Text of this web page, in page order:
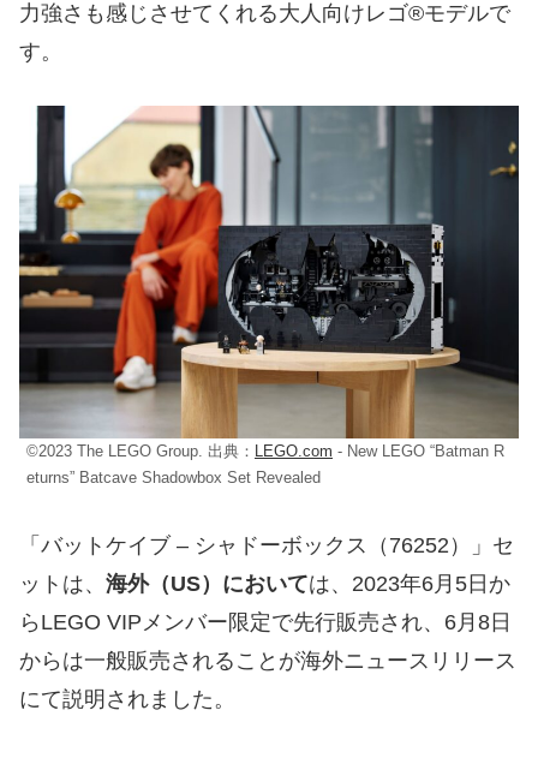
力強さも感じさせてくれる大人向けレゴ®モデルで
す。
©2023 The LEGO Group. 出典： LEGO.com - New LEGO “Batman R
eturns” Batcave Shadowbox Set Revealed
「バットケイブ – シャドーボックス（76252）」セ
ットは、 海外（US）においては、2023年6月5日か
らLEGO VIPメンバー限定で先行販売され、6月8日
からは一般販売されることが海外ニュースリリース
にて説明されました。